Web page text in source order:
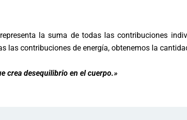
la suma de todas las contribuciones
las contribuciones de energía, obtenemos la
crea desequilibrio en el cuerpo.»